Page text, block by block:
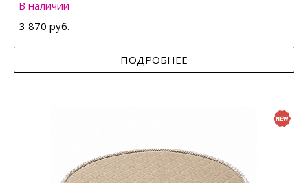
В наличии
3 870 руб.
ПОДРОБНЕЕ